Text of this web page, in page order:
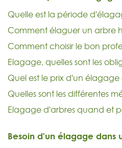
Quelle est la période
Comment élaguer un arbre
Comment choisir le bon
Elagage, quelles sont les
Quel est le prix d'un élagage
Quelles sont les différentes
Elagage d'arbres quand et
Besoin d'un élagage dans